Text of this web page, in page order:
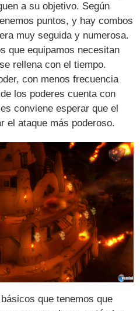
a su objetivo. Según
puntos, y hay combos
muy seguida y numerosa.
que equipamos necesitan
rellena con el tiempo.
con menos frecuencia
los poderes cuenta con
conviene esperar que el
el ataque más poderoso.
que tenemos que